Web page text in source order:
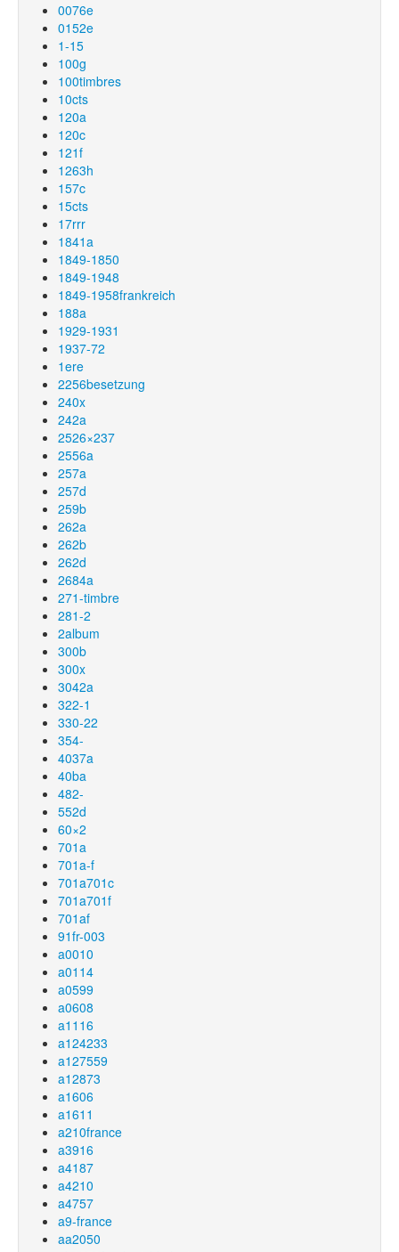
0076e
0152e
1-15
100g
100timbres
10cts
120a
120c
121f
1263h
157c
15cts
17rrr
1841a
1849-1850
1849-1948
1849-1958frankreich
188a
1929-1931
1937-72
1ere
2256besetzung
240x
242a
2526×237
2556a
257a
257d
259b
262a
262b
262d
2684a
271-timbre
281-2
2album
300b
300x
3042a
322-1
330-22
354-
4037a
40ba
482-
552d
60×2
701a
701a-f
701a701c
701a701f
701af
91fr-003
a0010
a0114
a0599
a0608
a1116
a124233
a127559
a12873
a1606
a1611
a210france
a3916
a4187
a4210
a4757
a9-france
aa2050